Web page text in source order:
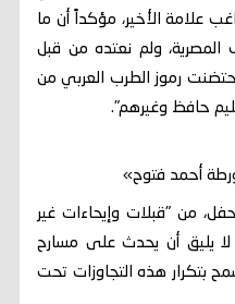
علامة الأخير، مؤكداً أن ما
المصرية، ولم نعتده من قبل
رموز الطرب العربي من
حافظ وغيرهم".
أحمد فتوح»
من "قبلات وإيحاءات غير
لا يليق أن يحدث على مسارح
بتكرار هذه التجاوزات تحت